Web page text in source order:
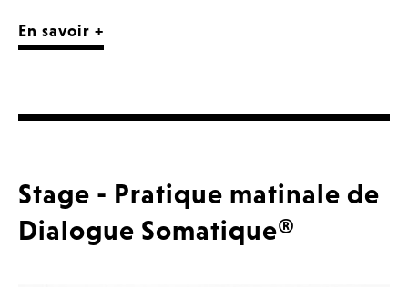
En savoir +
Stage - Pratique matinale de
Dialogue Somatique®